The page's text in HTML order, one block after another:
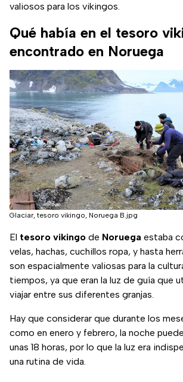
valiosos para los vikingos.
Qué había en el tesoro
encontrado en Noruega
Glaciar, tesoro vikingo, Noruega B.jpg
El tesoro vikingo de Noruega estaba
velas, hachas, cuchillos ropa, y hasta
son espacialmente valiosas para la
tiempos, ya que eran la luz de guía que
viajar entre sus diferentes granjas.
Hay que considerar que durante los
como en enero y febrero, la noche
unas 18 horas, por lo que la luz era
una rutina de vida.